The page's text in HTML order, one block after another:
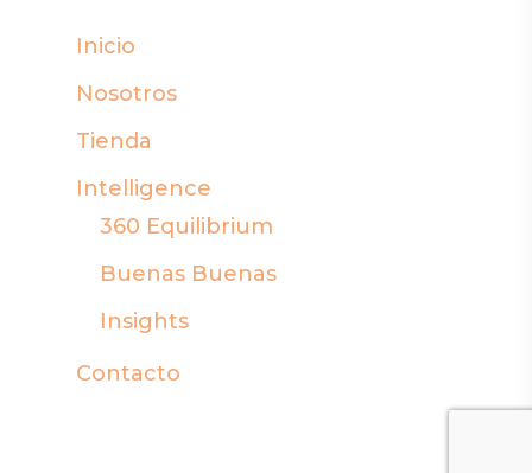
Inicio
Nosotros
Tienda
Intelligence
360 Equilibrium
Buenas Buenas
Insights
Contacto